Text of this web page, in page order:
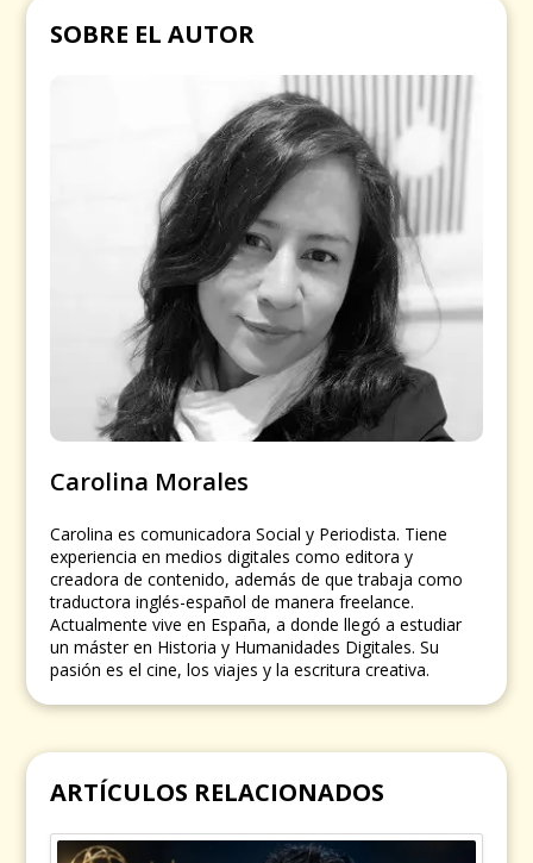
SOBRE EL AUTOR
Carolina Morales
Carolina es comunicadora Social y Periodista. Tiene
experiencia en medios digitales como editora y
creadora de contenido, además de que trabaja como
traductora inglés-español de manera freelance.
Actualmente vive en España, a donde llegó a estudiar
un máster en Historia y Humanidades Digitales. Su
pasión es el cine, los viajes y la escritura creativa.
ARTÍCULOS RELACIONADOS